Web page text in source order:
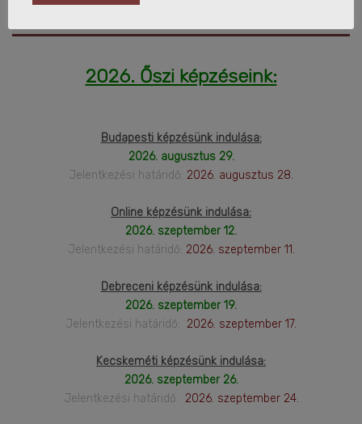
2026. Őszi képzéseink:
Budapesti képzésünk indulása:
2026. augusztus 29.
Jelentkezési határidő: 2026. augusztus 28.
Online képzésünk indulása:
2026. szeptember 12.
Jelentkezési határidő: 2026. szeptember 11.
Debreceni képzésünk indulása:
2026. szeptember 19.
Jelentkezési határidő: 2026. szeptember 17.
Kecskeméti képzésünk indulása:
2026. szeptember 26.
Jelentkezési határidő: 2026. szeptember 24.